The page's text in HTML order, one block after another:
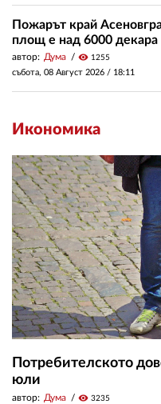
Пожарът край
площ е над 6000 декара
автор: Дума visibility 1255
събота, 08 Август 2026 / 18:11
Икономика
Потребителското
юли
автор: Дума visibility 3235